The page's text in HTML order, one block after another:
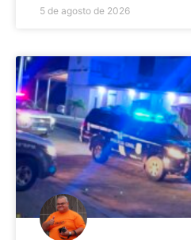
5 de agosto de 2026